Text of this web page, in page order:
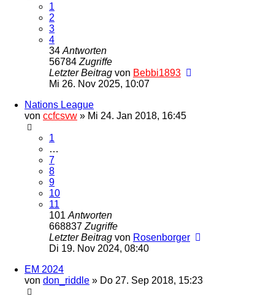
1
2
3
4
34 Antworten
56784 Zugriffe
Letzter Beitrag von Bebbi1893
Mi 26. Nov 2025, 10:07
Nations League
von ccfcsvw » Mi 24. Jan 2018, 16:45
1
…
7
8
9
10
11
101 Antworten
668837 Zugriffe
Letzter Beitrag von Rosenborger
Di 19. Nov 2024, 08:40
EM 2024
von don_riddle » Do 27. Sep 2018, 15:23